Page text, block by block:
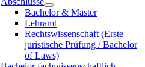
Bachelor & Master
Lehramt
Rechtswissenschaft (Erste
juristische Prüfung / Bachelor
of Laws)